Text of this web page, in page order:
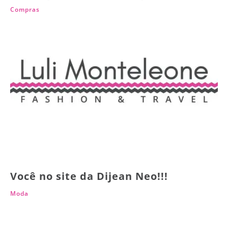
Compras
Você no site da Dijean Neo!!!
Moda